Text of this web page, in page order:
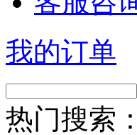
我的订单
热门搜索：